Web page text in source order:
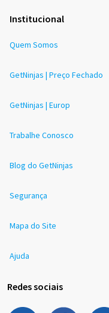
Institucional
Quem Somos
GetNinjas | Preço Fechado
GetNinjas | Europ
Trabalhe Conosco
Blog do GetNinjas
Segurança
Mapa do Site
Ajuda
Redes sociais